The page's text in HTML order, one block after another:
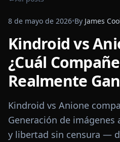
8 de mayo de 2026•By James
Kindroid vs
¿Cuál
Realmente
Kindroid vs Anione
Generación de
y libertad sin censura —